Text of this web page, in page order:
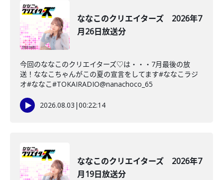
ななこのクリエイターズ 2026年7
月26日放送分
今回のななこのクリエイターズ♡は・・・7月最後の放
送！ななこちゃんがこの夏の宣言をしてます#ななこラジ
オ#ななこ#TOKAIRADIO@nanachoco_65
2026.08.03 |00:22:14
ななこのクリエイターズ 2026年7
月19日放送分